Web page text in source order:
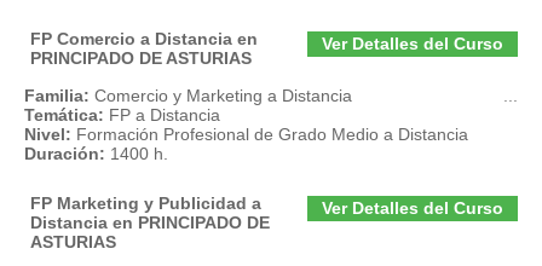
Ver Detalles del Curso
FP Comercio a Distancia en
PRINCIPADO DE ASTURIAS
Familia: Comercio y Marketing a Distancia
Temática: FP a Distancia
Nivel: Formación Profesional de Grado Medio a Distancia
Duración: 1400 h.
Ver Detalles del Curso
FP Marketing y Publicidad a
Distancia en PRINCIPADO DE
ASTURIAS